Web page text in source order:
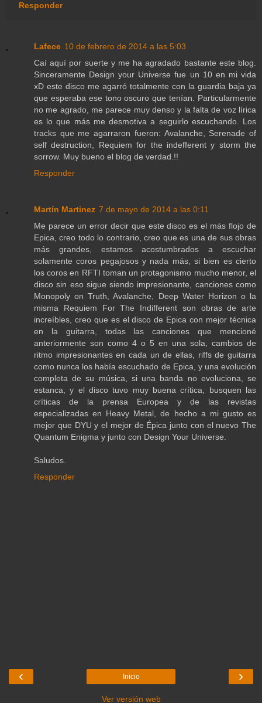
Responder
Lafece 10 de febrero de 2014 a las 5:03
Caí aquí por suerte y me ha agradado bastante este blog.
Sinceramente Design your Universe fue un 10 en mi vida
xD este disco me agarró totalmente con la guardia baja ya
que esperaba ese tono oscuro que tenían. Particularmente
no me agrado, me parece muy denso y la falta de voz lírica
es lo que más me desmotiva a seguirlo escuchando. Los
tracks que me agarraron fueron: Avalanche, Serenade of
self destruction, Requiem for the indefferent y storm the
sorrow. Muy bueno el blog de verdad.!!
Responder
Martín Martinez 7 de mayo de 2014 a las 0:11
Me parece un error decir que este disco es el más flojo de
Epica, creo todo lo contrario, creo que es una de sus obras
más grandes, estamos acostumbrados a escuchar
solamente coros pegajosos y nada más, si bien es cierto
los coros en RFTI toman un protagonismo mucho menor, el
disco sin eso sigue siendo impresionante, canciones como
Monopoly on Truth, Avalanche, Deep Water Horizon o la
misma Requiem For The Indifferent son obras de arte
increíbles, creo que es el disco de Epica con mejor técnica
en la guitarra, todas las canciones que mencioné
anteriormente son como 4 o 5 en una sola, cambios de
ritmo impresionantes en cada un de ellas, riffs de guitarra
como nunca los había escuchado de Epica, y una evolución
completa de su música, si una banda no evoluciona, se
estanca, y el disco tuvo muy buena crítica, busquen las
críticas de la prensa Europea y de las revistas
especializadas en Heavy Metal, de hecho a mi gusto es
mejor que DYU y el mejor de Épica junto con el nuevo The
Quantum Enigma y junto con Design Your Universe.
Saludos.
Responder
‹ ›
Inicio
Ver versión web